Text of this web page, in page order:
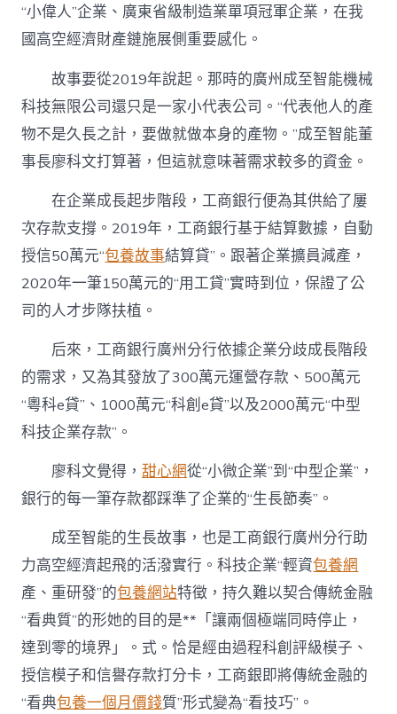
“小偉人”企業、廣東省級制造業單項冠軍企業，在我
國高空經濟財產鏈施展側重要感化。
故事要從2019年說起。那時的廣州成至智能機械
科技無限公司還只是一家小代表公司。“代表他人的產
物不是久長之計，要做就做本身的產物。”成至智能董
事長廖科文打算著，但這就意味著需求較多的資金。
在企業成長起步階段，工商銀行便為其供給了屢
次存款支撐。2019年，工商銀行基于結算數據，自動
授信50萬元“包養故事結算貸”。跟著企業擴員減產，
2020年一筆150萬元的“用工貸”實時到位，保證了公
司的人才步隊扶植。
后來，工商銀行廣州分行依據企業分歧成長階段
的需求，又為其發放了300萬元運營存款、500萬元
“粵科e貸”、1000萬元“科創e貸”以及2000萬元“中型
科技企業存款”。
廖科文覺得，甜心網從“小微企業”到“中型企業”，
銀行的每一筆存款都踩準了企業的“生長節奏”。
成至智能的生長故事，也是工商銀行廣州分行助
力高空經濟起飛的活潑實行。科技企業“輕資包養網
產、重研發”的包養網站特徵，持久難以契合傳統金融
“看典質”的形她的目的是**「讓兩個極端同時停止，
達到零的境界」。式。恰是經由過程科創評級模子、
授信模子和信譽存款打分卡，工商銀即將傳統金融的
“看典包養一個月價錢質”形式變為“看技巧”。